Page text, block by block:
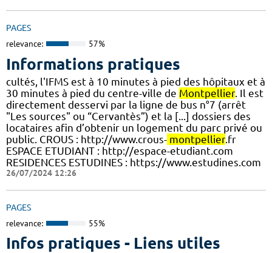
PAGES
relevance: 57%
Informations pratiques
cultés, l'IFMS est à 10 minutes à pied des hôpitaux et à
30 minutes à pied du centre-ville de Montpellier. Il est
directement desservi par la ligne de bus n°7 (arrêt
"Les sources" ou “Cervantès”) et la [...] dossiers des
locataires afin d’obtenir un logement du parc privé ou
public. CROUS : http://www.crous- montpellier.fr
ESPACE ETUDIANT : http://espace-etudiant.com
RESIDENCES ESTUDINES : https://www.estudines.com
26/07/2024 12:26
PAGES
relevance: 55%
Infos pratiques - Liens utiles